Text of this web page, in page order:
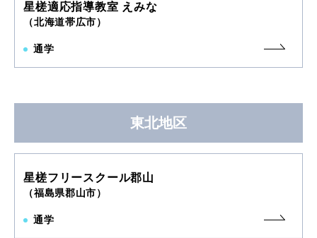
星槎適応指導教室 えみな
（北海道帯広市）
通学
東北地区
星槎フリースクール郡山
（福島県郡山市）
通学